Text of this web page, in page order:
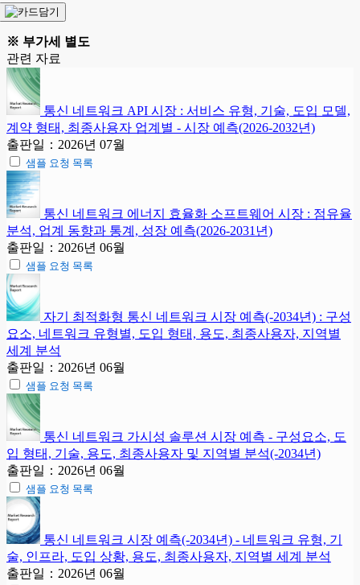
※ 부가세 별도
관련 자료
통신 네트워크 API 시장 : 서비스 유형, 기술, 도입 모델,
계약 형태, 최종사용자 업계별 - 시장 예측(2026-2032년)
출판일：2026년 07월
샘플 요청 목록
통신 네트워크 에너지 효율화 소프트웨어 시장 : 점유율
분석, 업계 동향과 통계, 성장 예측(2026-2031년)
출판일：2026년 06월
샘플 요청 목록
자기 최적화형 통신 네트워크 시장 예측(-2034년) : 구성
요소, 네트워크 유형별, 도입 형태, 용도, 최종사용자, 지역별
세계 분석
출판일：2026년 06월
샘플 요청 목록
통신 네트워크 가시성 솔루션 시장 예측 - 구성요소, 도
입 형태, 기술, 용도, 최종사용자 및 지역별 분석(-2034년)
출판일：2026년 06월
샘플 요청 목록
통신 네트워크 시장 예측(-2034년) - 네트워크 유형, 기
술, 인프라, 도입 상황, 용도, 최종사용자, 지역별 세계 분석
출판일：2026년 06월